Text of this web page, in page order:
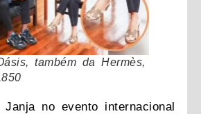
também da Hermès,
no evento internacional